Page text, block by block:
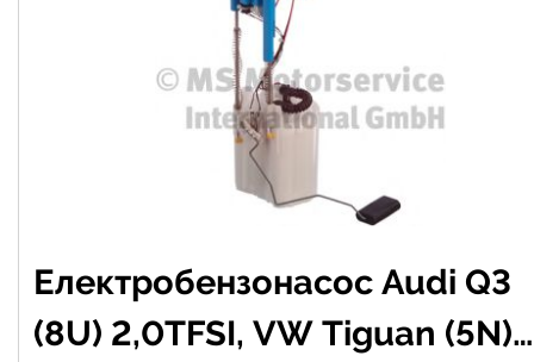
Електробензонасос Audi Q3
(8U) 2,0TFSI, VW Tiguan (5N)